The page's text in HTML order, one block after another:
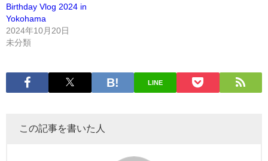
Birthday Vlog 2024 in
Yokohama
2024年10月20日
未分類
LINE
この記事を書いた人